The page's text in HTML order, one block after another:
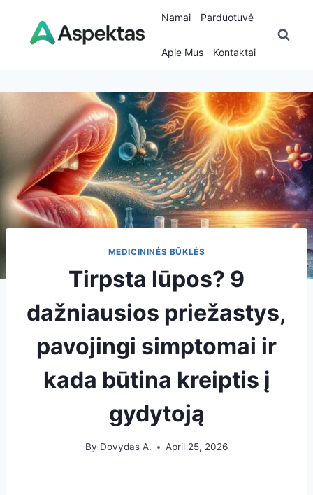
content
Namai Parduotuvė
Apie Mus Kontaktai
MEDICININĖS BŪKLĖS
Tirpsta lūpos? 9
dažniausios priežastys,
pavojingi simptomai ir
kada būtina kreiptis į
gydytoją
By Dovydas A. April 25, 2026